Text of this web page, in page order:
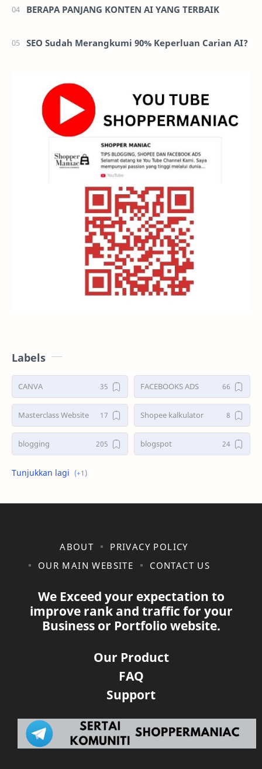
BERAPA PANJANG KONTEN AI YANG TERBAIK
SEO Sudah Merangkumi 90% Keperluan Carian AI?
Labels
CANVA FACEBOOKS ADS
Masterclass Website Shopee kalkulator
blogging blogspot
shopee
ABOUT
PRIVACY POLICY
OUR MAIN WEBSITE
CONTACT US
We Exceed your expectation to
improve rank and traffic for your
Business or Portfolio website.
Our Product
FAQ
Support